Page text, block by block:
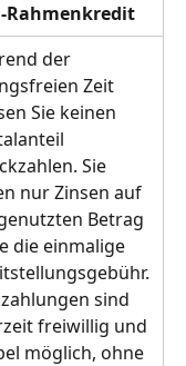
Rahmenkredit
der
Zeit
Sie keinen
Sie
nur Zinsen auf
Betrag
die einmalige
sind
freiwillig und
möglich, ohne